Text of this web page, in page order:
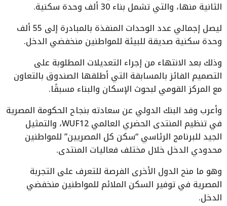
الثانية منها، والتي تشمل بناء 30 ألف وحدة سكنية.
ليصل إجمالي عدد الوحدات المنفذة بالمبادرة إلى 55 ألف
وحدة سكنية صديقة للبيئة للمواطنين منخفضي الدخل.
وذلك بعد الانتهاء من إجراء التعديلات المطلوبة على
التصميم الفائز بالمسابقة التي أطلقها الصندوق بالتعاون
مع المركز القومي لبحوث الإسكان والبناء مسبقًا.
وأعرب وفد البنك الدولي عن سعادته بنجاح الحكومة المصرية
في تنظيم المنتدى الحضري العالمي WUF12، والتمثيل
الجيد للبرنامج الرئاسي “سكن كل المصريين” للمواطنين
محدودي الدخل خلال مختلف فعاليات المنتدى.
وهو ما منح الدول الأخرى الفرصة للتعرف على التجربة
المصرية في توفير السكن الملائم للمواطنين منخفضي
الدخل.